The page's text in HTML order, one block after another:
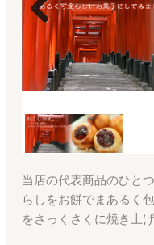
Previous
当店の代表商品のひと
らしをお餅でまあるく
をさっくさくに焼き上